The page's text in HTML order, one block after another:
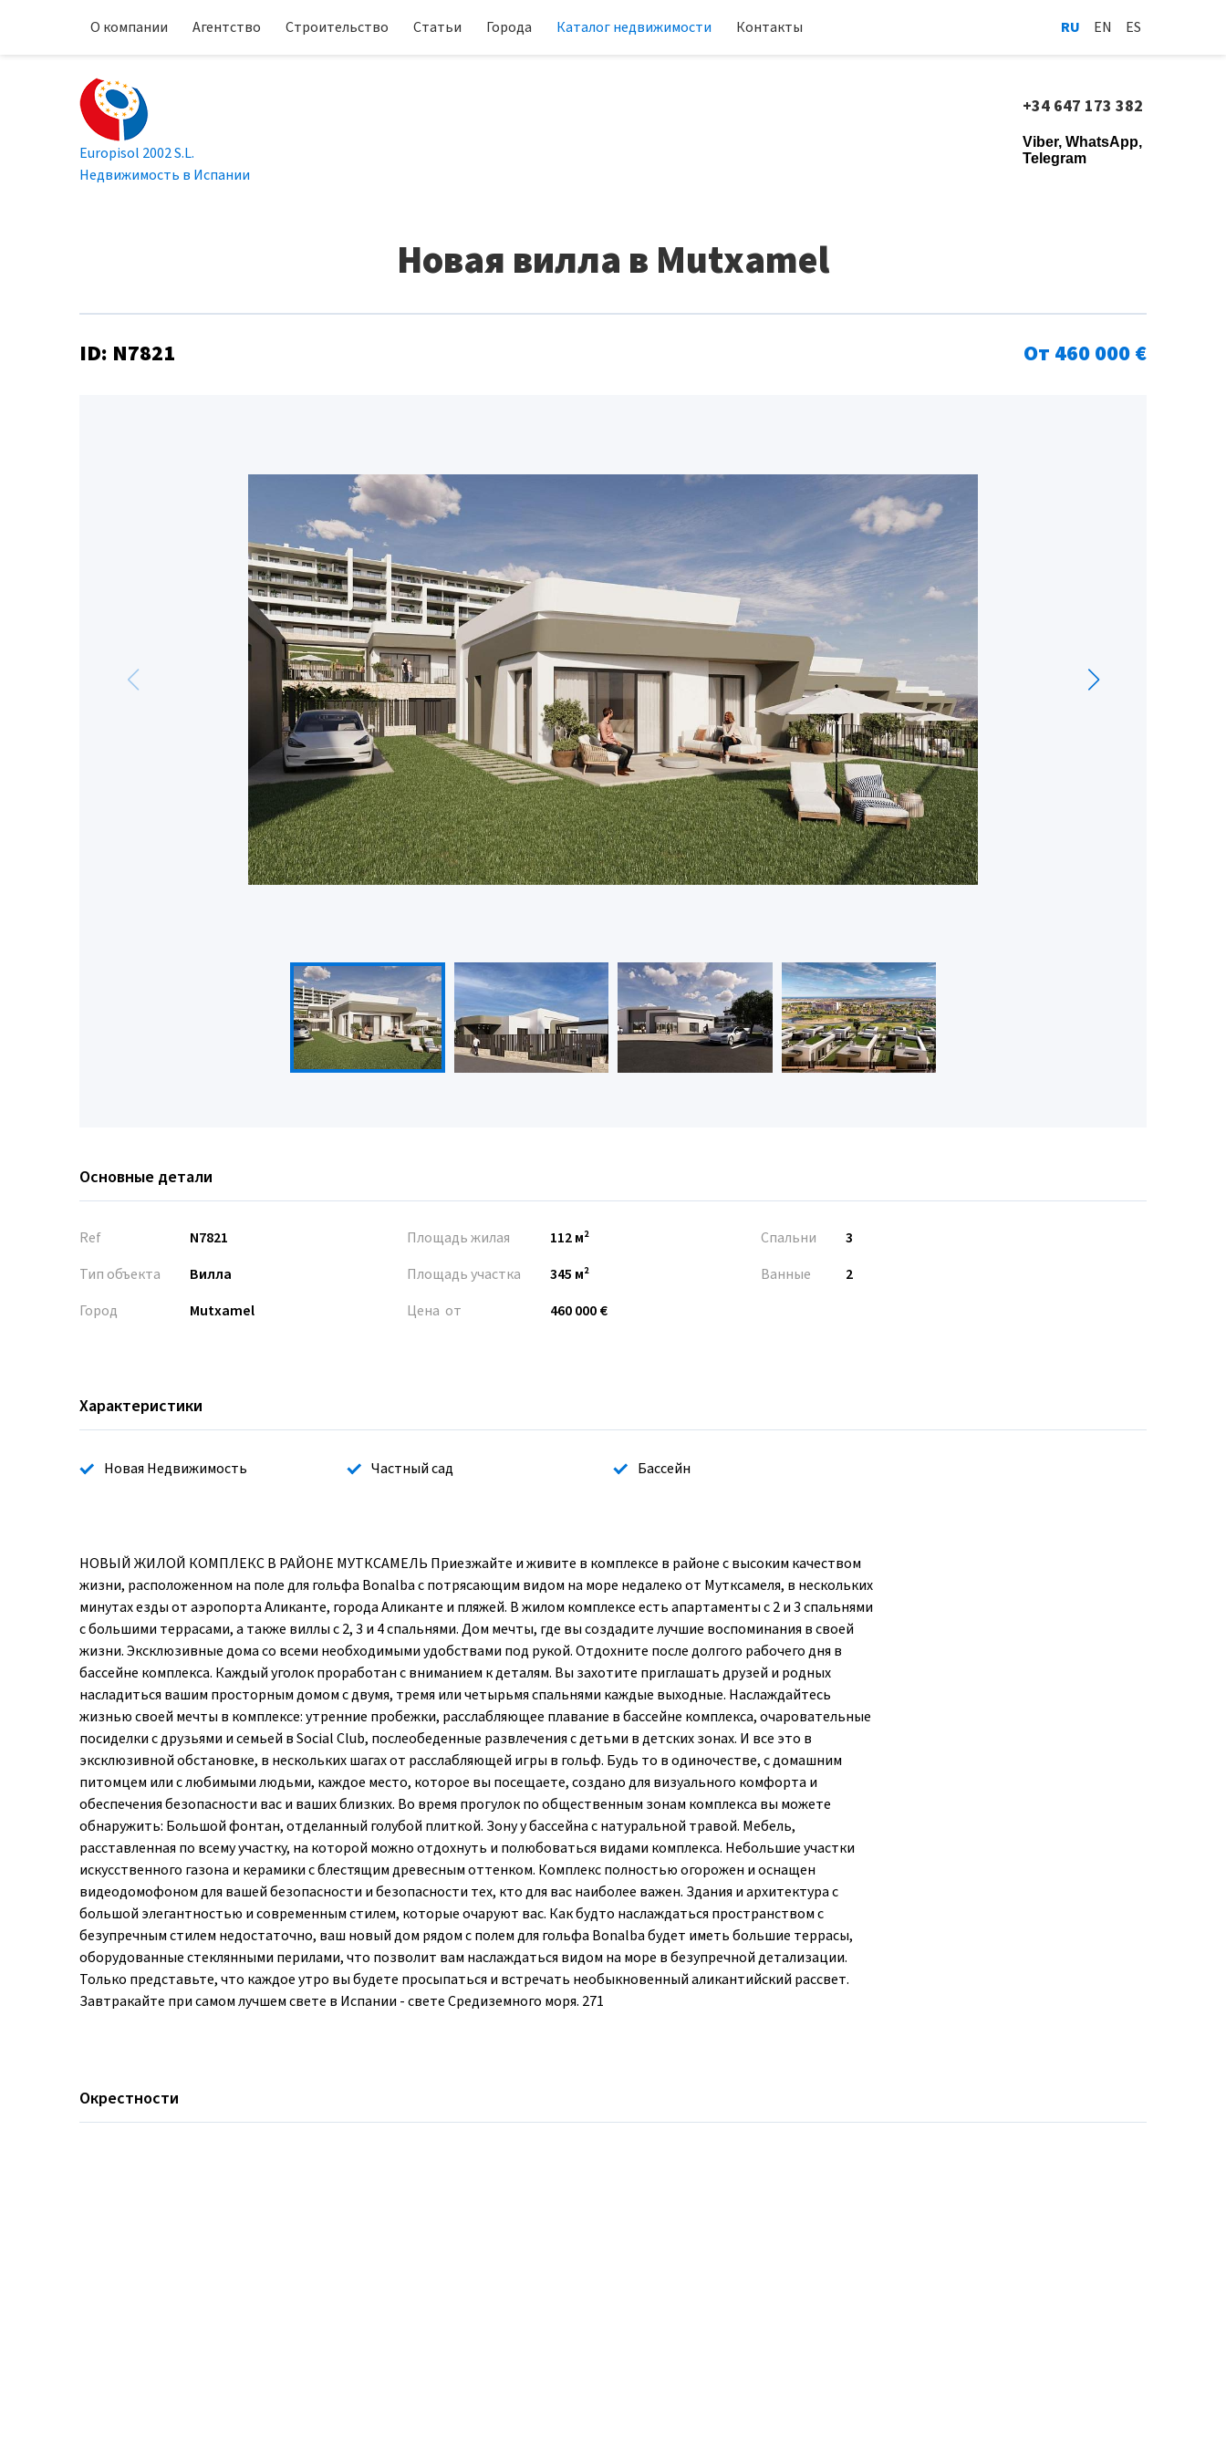
О компании Агентство Строительство Статьи Города Каталог недвижимости Контакты RU EN ES
Europisol 2002 S.L.
Недвижимость в Испании
+34 647 173 382
Viber, WhatsApp,
Telegram
Новая вилла в Mutxamel
ID: N7821 От 460 000 €
Основные детали
Ref
N7821
Тип объекта
Вилла
Город
Mutxamel
Площадь жилая
112 м²
Площадь участка
345 м²
Цена от
460 000 €
Спальни
3
Ванные
2
Характеристики
Новая Недвижимость Частный сад Бассейн
НОВЫЙ ЖИЛОЙ КОМПЛЕКС В РАЙОНЕ МУТКСАМЕЛЬ Приезжайте и живите в комплексе в районе с высоким качеством
жизни, расположенном на поле для гольфа Bonalba с потрясающим видом на море недалеко от Мутксамеля, в нескольких
минутах езды от аэропорта Аликанте, города Аликанте и пляжей. В жилом комплексе есть апартаменты с 2 и 3 спальнями
с большими террасами, а также виллы с 2, 3 и 4 спальнями. Дом мечты, где вы создадите лучшие воспоминания в своей
жизни. Эксклюзивные дома со всеми необходимыми удобствами под рукой. Отдохните после долгого рабочего дня в
бассейне комплекса. Каждый уголок проработан с вниманием к деталям. Вы захотите приглашать друзей и родных
насладиться вашим просторным домом с двумя, тремя или четырьмя спальнями каждые выходные. Наслаждайтесь
жизнью своей мечты в комплексе: утренние пробежки, расслабляющее плавание в бассейне комплекса, очаровательные
посиделки с друзьями и семьей в Social Club, послеобеденные развлечения с детьми в детских зонах. И все это в
эксклюзивной обстановке, в нескольких шагах от расслабляющей игры в гольф. Будь то в одиночестве, с домашним
питомцем или с любимыми людьми, каждое место, которое вы посещаете, создано для визуального комфорта и
обеспечения безопасности вас и ваших близких. Во время прогулок по общественным зонам комплекса вы можете
обнаружить: Большой фонтан, отделанный голубой плиткой. Зону у бассейна с натуральной травой. Мебель,
расставленная по всему участку, на которой можно отдохнуть и полюбоваться видами комплекса. Небольшие участки
искусственного газона и керамики с блестящим древесным оттенком. Комплекс полностью огорожен и оснащен
видеодомофоном для вашей безопасности и безопасности тех, кто для вас наиболее важен. Здания и архитектура с
большой элегантностью и современным стилем, которые очаруют вас. Как будто наслаждаться пространством с
безупречным стилем недостаточно, ваш новый дом рядом с полем для гольфа Bonalba будет иметь большие террасы,
оборудованные стеклянными перилами, что позволит вам наслаждаться видом на море в безупречной детализации.
Только представьте, что каждое утро вы будете просыпаться и встречать необыкновенный аликантийский рассвет.
Завтракайте при самом лучшем свете в Испании - свете Средиземного моря. 271
Окрестности